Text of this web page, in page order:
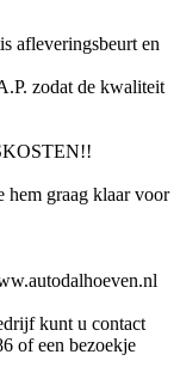
afleveringsbeurt en
zodat de kwaliteit
hem graag klaar voor
kunt u contact
of een bezoekje